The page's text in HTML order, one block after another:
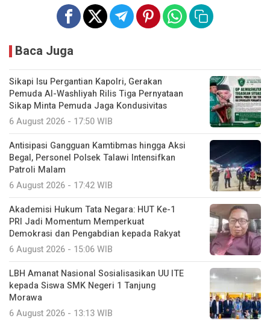
Baca Juga
Sikapi Isu Pergantian Kapolri, Gerakan
Pemuda Al-Washliyah Rilis Tiga Pernyataan
Sikap Minta Pemuda Jaga Kondusivitas
6 August 2026 - 17:50 WIB
Antisipasi Gangguan Kamtibmas hingga Aksi
Begal, Personel Polsek Talawi Intensifkan
Patroli Malam
6 August 2026 - 17:42 WIB
Akademisi Hukum Tata Negara: HUT Ke-1
PRI Jadi Momentum Memperkuat
Demokrasi dan Pengabdian kepada Rakyat
6 August 2026 - 15:06 WIB
LBH Amanat Nasional Sosialisasikan UU ITE
kepada Siswa SMK Negeri 1 Tanjung
Morawa
6 August 2026 - 13:13 WIB